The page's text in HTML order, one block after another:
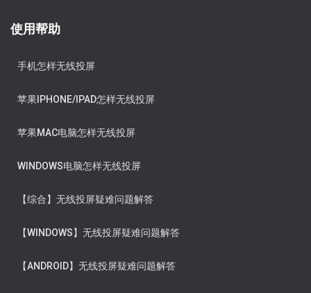
使用帮助
手机怎样无线投屏
苹果IPHONE/IPAD怎样无线投屏
苹果MAC电脑怎样无线投屏
WINDOWS电脑怎样无线投屏
【综合】无线投屏疑难问题解答
【WINDOWS】无线投屏疑难问题解答
【ANDROID】无线投屏疑难问题解答